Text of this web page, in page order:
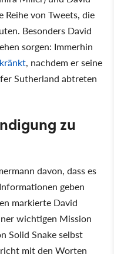
Reihe von Tweets, die
Besonders David
sorgen: Immerhin
, nachdem er seine
Sutherland abtreten
zu
davon, dass es
geben
markierte David
wichtigen Mission
Solid Snake selbst
mit den Worten